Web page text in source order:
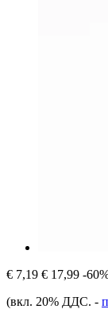
€ 7,19 € 17,99 -
(вкл. 20% ДДС. -